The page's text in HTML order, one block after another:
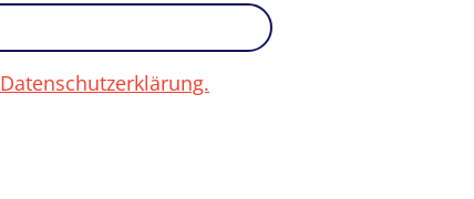
Datenschutzerklärung.